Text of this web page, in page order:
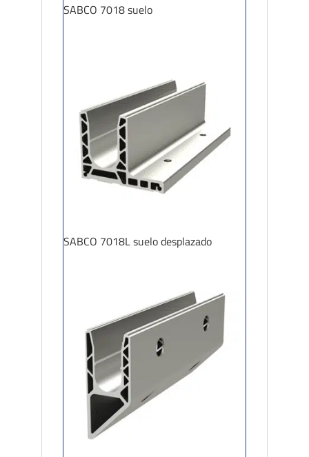
SABCO 7018 suelo
SABCO 7018L suelo desplazado